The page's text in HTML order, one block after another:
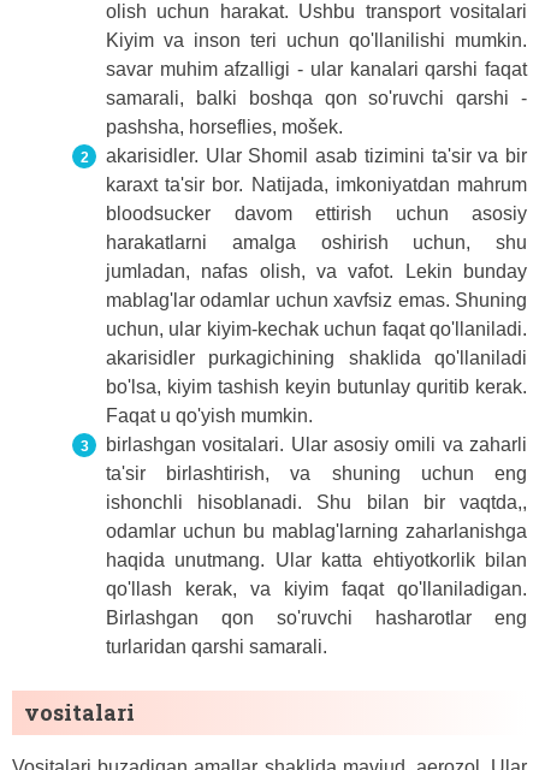
olish uchun harakat. Ushbu transport vositalari
Kiyim va inson teri uchun qo'llanilishi mumkin.
savar muhim afzalligi - ular kanalari qarshi faqat
samarali, balki boshqa qon so'ruvchi qarshi -
pashsha, horseflies, mošek.
akarisidler. Ular Shomil asab tizimini ta'sir va bir
karaxt ta'sir bor. Natijada, imkoniyatdan mahrum
bloodsucker davom ettirish uchun asosiy
harakatlarni amalga oshirish uchun, shu
jumladan, nafas olish, va vafot. Lekin bunday
mablag'lar odamlar uchun xavfsiz emas. Shuning
uchun, ular kiyim-kechak uchun faqat qo'llaniladi.
akarisidler purkagichining shaklida qo'llaniladi
bo'lsa, kiyim tashish keyin butunlay quritib kerak.
Faqat u qo'yish mumkin.
birlashgan vositalari. Ular asosiy omili va zaharli
ta'sir birlashtirish, va shuning uchun eng
ishonchli hisoblanadi. Shu bilan bir vaqtda,,
odamlar uchun bu mablag'larning zaharlanishga
haqida unutmang. Ular katta ehtiyotkorlik bilan
qo'llash kerak, va kiyim faqat qo'llaniladigan.
Birlashgan qon so'ruvchi hasharotlar eng
turlaridan qarshi samarali.
vositalari